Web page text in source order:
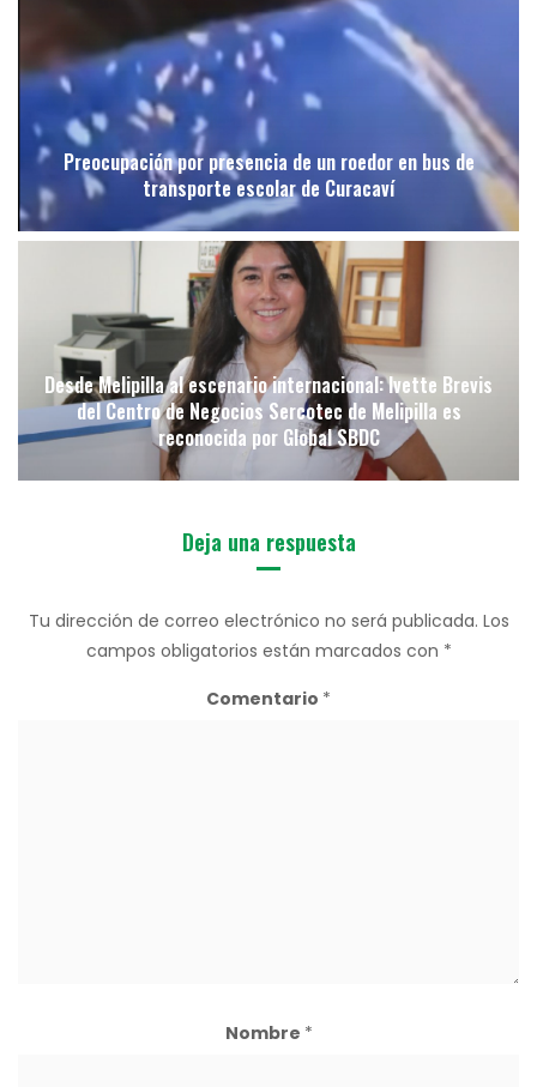
Preocupación por presencia de un roedor en bus de
transporte escolar de Curacaví
Desde Melipilla al escenario internacional: Ivette Brevis
del Centro de Negocios Sercotec de Melipilla es
reconocida por Global SBDC
Deja una respuesta
Tu dirección de correo electrónico no será publicada. Los
campos obligatorios están marcados con *
Comentario *
Nombre *